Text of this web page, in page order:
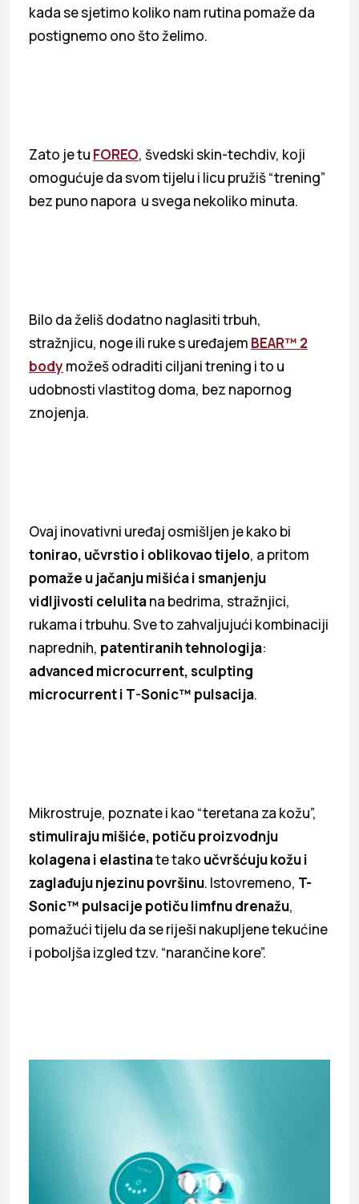
kada se sjetimo koliko nam rutina pomaže da
postignemo ono što želimo.
Zato je tu FOREO, švedski skin-techdiv, koji
omogućuje da svom tijelu i licu pružiš “trening”
bez puno napora u svega nekoliko minuta.
Bilo da želiš dodatno naglasiti trbuh,
stražnjicu, noge ili ruke s uređajem BEAR™ 2
body možeš odraditi ciljani trening i to u
udobnosti vlastitog doma, bez napornog
znojenja.
Ovaj inovativni uređaj osmišljen je kako bi
tonirao, učvrstio i oblikovao tijelo, a pritom
pomaže u jačanju mišića i smanjenju
vidljivosti celulitana bedrima, stražnjici,
rukama i trbuhu. Sve to zahvaljujući kombinaciji
naprednih, patentiranih tehnologija:
advanced microcurrent, sculpting
microcurrent i T-Sonic™ pulsacija.
Mikrostruje, poznate i kao “teretana za kožu”,
stimuliraju mišiće, potiču proizvodnju
kolagena i elastinate tako učvršćuju kožu i
zaglađuju njezinu površinu. Istovremeno, T-
Sonic™ pulsacije potiču limfnu drenažu,
pomažući tijelu da se riješi nakupljene tekućine
i poboljša izgled tzv. “narančine kore”.